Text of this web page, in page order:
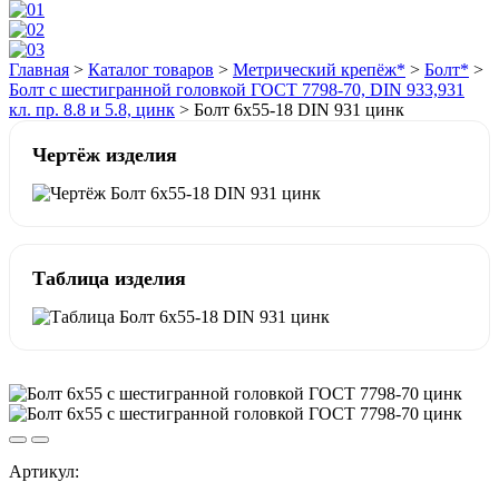
Главная > Каталог товаров > Метрический крепёж* > Болт* >
Болт с шестигранной головкой ГОСТ 7798-70, DIN 933,931
кл. пр. 8.8 и 5.8, цинк > Болт 6х55-18 DIN 931 цинк
Чертёж изделия
Таблица изделия
Артикул: